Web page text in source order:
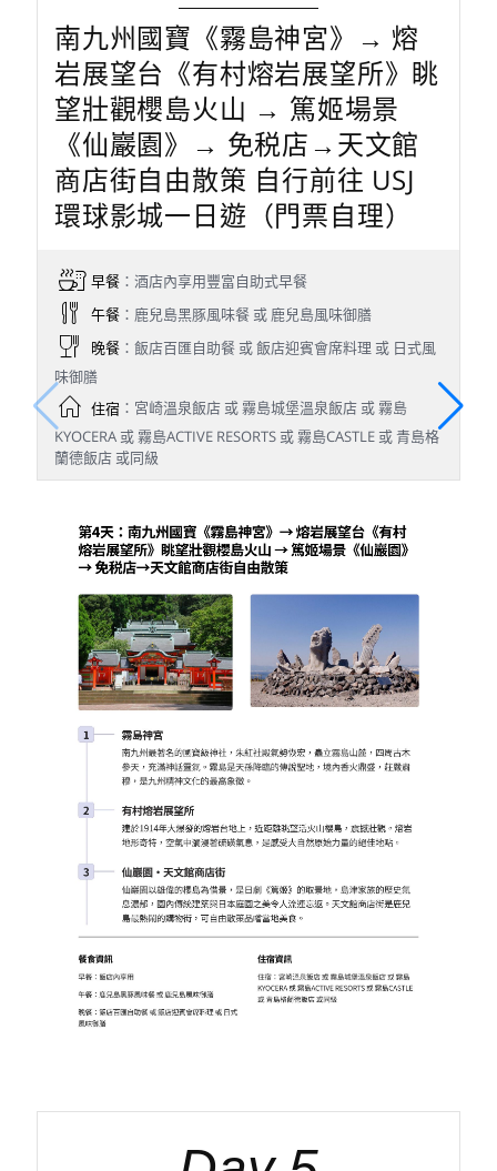
南九州國寶《霧島神宮》→ 熔
岩展望台《有村熔岩展望所》眺
望壯觀櫻島火山 → 篤姬場景
《仙巖園》→ 免税店→天文館
商店街自由散策 自行前往 USJ
環球影城一日遊（門票自理）
早餐：酒店內享用豐富自助式早餐
午餐：鹿兒島黑豚風味餐 或 鹿兒島風味御膳
晚餐：飯店百匯自助餐 或 飯店迎賓會席料理 或 日式風
味御膳
住宿：宮崎溫泉飯店 或 霧島城堡溫泉飯店 或 霧島
KYOCERA 或 霧島ACTIVE RESORTS 或 霧島CASTLE 或 青島格
蘭德飯店 或同級